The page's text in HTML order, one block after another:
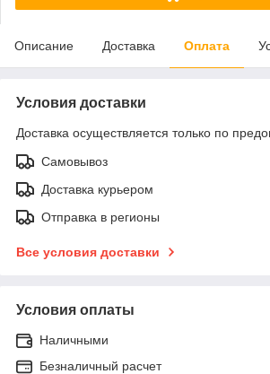
Описание Доставка Оплата
Условия доставки
Доставка осуществляется только по
Самовывоз
Доставка курьером
Отправка в регионы
Все условия доставки
Условия оплаты
Наличными
Безналичный расчет